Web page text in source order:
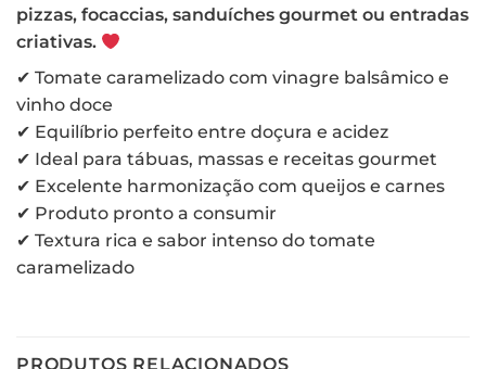
pizzas, focaccias, sanduíches gourmet ou entradas
criativas.
✔ Tomate caramelizado com vinagre balsâmico e
vinho doce
✔ Equilíbrio perfeito entre doçura e acidez
✔ Ideal para tábuas, massas e receitas gourmet
✔ Excelente harmonização com queijos e carnes
✔ Produto pronto a consumir
✔ Textura rica e sabor intenso do tomate
caramelizado
PRODUTOS RELACIONADOS